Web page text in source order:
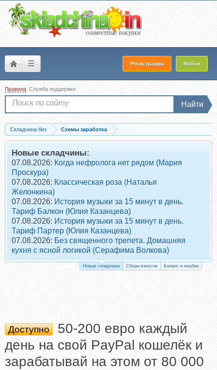
☰ Регистрация Войти
Правила Служба поддержки
Найти
Складчина биз
Схемы заработка
Скачать 50-200 евро каждый день на cвой PayPal кошелёк и зарабатывай на...
Новые складчины:
07.08.2026: Когда нефролога нет рядом (Мария
Проскура)
07.08.2026: Классическая роза (Наталья
Желонкина)
07.08.2026: История музыки за 15 минут в день.
Тариф Балкон (Юлия Казанцева)
07.08.2026: История музыки за 15 минут в день.
Тариф Партер (Юлия Казанцева)
07.08.2026: Без священного трепета. Домашняя
кухня с ясной логикой (Серафима Волкова)
Новые складчины Сборы взносов Баланс и кешбек
Доступно
50-200 евро каждый
день на cвой PayPal кошелёк и
зарабатывай на этом от 80 000